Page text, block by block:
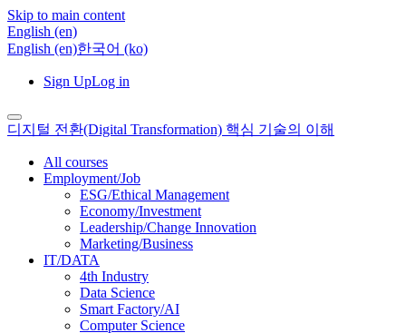
Skip to main content
English ‎(en)‎
English ‎(en)‎한국어 ‎(ko)‎
Sign UpLog in
디지털 전환(Digital Transformation) 핵심 기술의 이해
All courses
Employment/Job
ESG/Ethical Management
Economy/Investment
Leadership/Change Innovation
Marketing/Business
IT/DATA
4th Industry
Data Science
Smart Factory/AI
Computer Science